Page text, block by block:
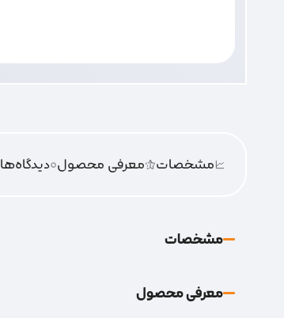
مشخصات معرفی محصول0دیدگاه‌‌ها
مشخصات
معرفی محصول